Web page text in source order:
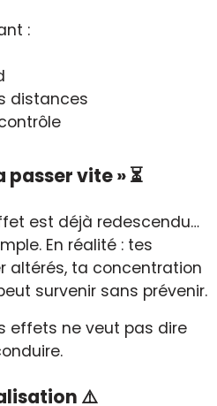
:
distances
vite » ⏳
est déjà redescendu…
En réalité : tes
altérés, ta concentration
survenir sans prévenir.
effets ne veut pas dire
⚠️